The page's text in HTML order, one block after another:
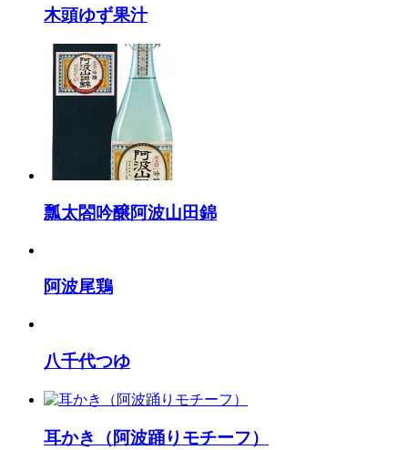
木頭ゆず果汁
瓢太閤吟醸阿波山田錦
阿波尾鶏
八千代つゆ
耳かき（阿波踊りモチーフ）